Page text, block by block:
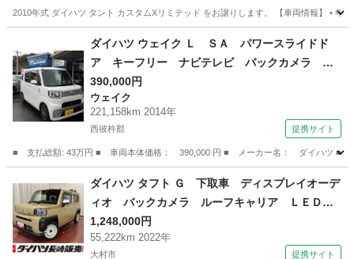
2010年式 ダイハツ タント カスタムXリミテッド をお譲りします。 【車両情報】 • 年
タント
ダイハツ ウェイク Ｌ ＳＡ パワースライドド
ア キーフリー ナビテレビ バックカメラ Ｅ
ＴＣ プッシュスタート （検10.1）
390,000円
ウェイク
221,158km 2014年
西彼杵郡 提携サイト
■ 支払総額: 43万円 ■ 車両本体価格： 390,000 円 ■ メーカー名： ダイハツ
ウェイク
ダイハツ タフト Ｇ 下取車 ディスプレイオーデ
ィオ バックカメラ ルーフキャリア ＬＥＤヘ
ッドランプ スマートキー 衝突被害軽減システ
ム シートヒーター ＴＶ 電動格納ミラー 衝
1,248,000円
55,222km 2022年
大村市 提携サイト